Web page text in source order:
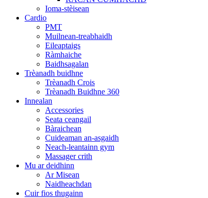
Ioma-stèisean
Cardio
PMT
Muilnean-treabhaidh
Eileaptaigs
Ràmhaiche
Baidhsagalan
Trèanadh buidhne
Trèanadh Crois
Trèanadh Buidhne 360
Innealan
Accessories
Seata ceangail
Bàraichean
Cuideaman an-asgaidh
Neach-leantainn gym
Massager crith
Mu ar deidhinn
Ar Misean
Naidheachdan
Cuir fios thugainn